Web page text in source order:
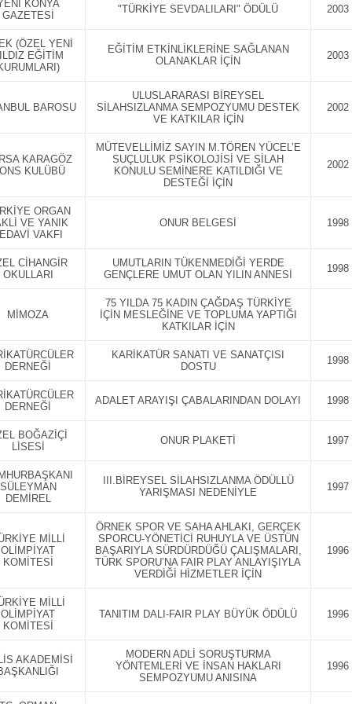
KONYA
GAZETESİ
"TÜRKİYE SEVDALILARI" ÖDÜLÜ 2003
(ÖZEL YENİ
EĞİTİM
EĞİTİM ETKİNLİKLERİNE SAĞLANAN
OLANAKLAR İÇİN
2003
BAROSU
ULUSLARARASI BİREYSEL
SİLAHSIZLANMA SEMPOZYUMU DESTEK
VE KATKILAR İÇİN
2002
KARAGÖZ
KULÜBÜ
MÜTEVELLİMİZ SAYIN M.TÖREN YÜCEL’E
SUÇLULUK PSİKOLOJİSİ VE SİLAH
KONULU SEMİNERE KATILDIĞI VE
DESTEĞİ İÇİN
2002
ORGAN
VE YANIK
VAKFI
ONUR BELGESİ 1998
CİHANGİR
OKULLARI
UMUTLARIN TÜKENMEDİĞİ YERDE
GENÇLERE UMUT OLAN YILIN ANNESİ
1998
MİMOZA
75 YILDA 75 KADIN ÇAĞDAŞ TÜRKİYE
İÇİN MESLEĞİNE VE TOPLUMA YAPTIĞI
KATKILAR İÇİN
DERNEĞİ
KARİKATÜR SANATI VE SANATÇISI
DOSTU
1998
DERNEĞİ
ADALET ARAYIŞI ÇABALARINDAN DOLAYI 1998
BOĞAZİÇİ
LİSESİ
ONUR PLAKETİ 1997
SÜLEYMAN
DEMİREL
III.BİREYSEL SİLAHSIZLANMA ÖDÜLLÜ
YARIŞMASI NEDENİYLE
1997
MİLLİ
OLİMPİYAT
KOMİTESİ
ÖRNEK SPOR VE SAHA AHLAKI, GERÇEK
SPORCU-YÖNETİCİ RUHUYLA VE ÜSTÜN
BAŞARIYLA SÜRDÜRDÜĞÜ ÇALIŞMALARI,
TÜRK SPORU’NA FAIR PLAY ANLAYIŞIYLA
VERDİĞİ HİZMETLER İÇİN
1996
MİLLİ
OLİMPİYAT
KOMİTESİ
TANITIM DALI-FAIR PLAY BÜYÜK ÖDÜLÜ 1996
AKADEMİSİ
MODERN ADLİ SORUŞTURMA
YÖNTEMLERİ VE İNSAN HAKLARI
SEMPOZYUMU ANISINA
1996